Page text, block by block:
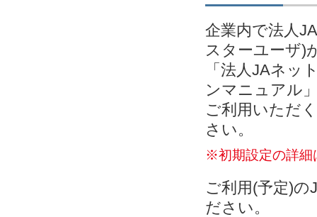
企業内で法人
スターユーザ)
「法人JAネッ
ンマニュアル
ご利用いただ
さい。
※初期設定の詳細
ご利用(予定)
ださい。